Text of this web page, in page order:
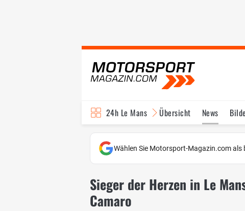
24h Le Mans Übersicht News
Wählen Sie Motorsport-Magazin.com als
Sieger der Herzen in Le
Camaro